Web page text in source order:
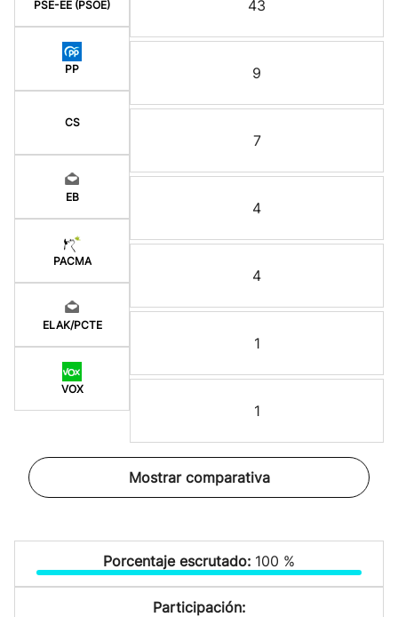
PSE-EE (PSOE)
PP
CS
EB
PACMA
ELAK/PCTE
VOX
43
9
7
4
4
1
1
Mostrar comparativa
Porcentaje escrutado: 100 %
Participación: